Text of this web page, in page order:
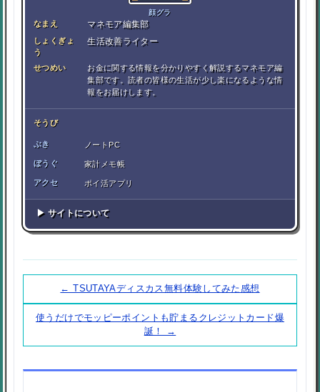
顔グラ
なまえ マネモア編集部
しょくぎょ
う
生活改善ライター
せつめい
お金に関する情報を分かりやすく解説するマネモア編
集部です。読者の皆様の生活が少し楽になるような情
報をお届けします。
そうび
ぶき ノートPC
ぼうぐ 家計メモ帳
アクセ ポイ活アプリ
▶ サイトについて
← TSUTAYAディスカス無料体験してみた感想
使うだけでモッピーポイントも貯まるクレジットカード爆
誕！ →